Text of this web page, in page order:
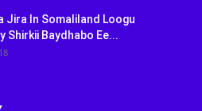
Jira In Somaliland Loogu
Shirkii Baydhabo Ee...